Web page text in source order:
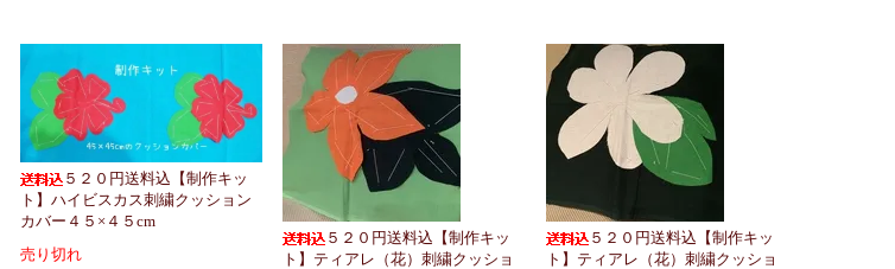
５２０円送料込【制作キッ
ト】ハイビスカス刺繍クッション
カバー４５×４５cm
売り切れ
５２０円送料込【制作キッ
ト】ティアレ（花）刺繍クッショ
５２０円送料込【制作キッ
ト】ティアレ（花）刺繍クッショ